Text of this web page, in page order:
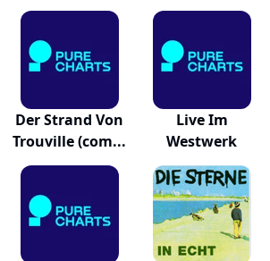
Der Strand Von
Trouville (com...
Live Im
Westwerk